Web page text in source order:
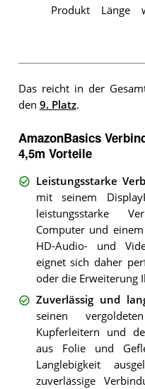
Produkt Länge
Das reicht in der
den 9. Platz.
AmazonBasics
4,5m Vorteile
Leistungsstarke
mit seinem
leistungsstarke
Computer und
HD-Audio- und
eignet sich daher
oder die Erweiterung
Zuverlässig und
seinen
Kupferleitern und
aus Folie und
Langlebigkeit
zuverlässige